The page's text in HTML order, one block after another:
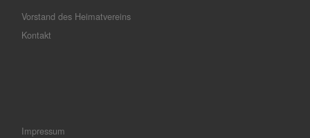
Vorstand des Heimatvereins
Kontakt
Impressum